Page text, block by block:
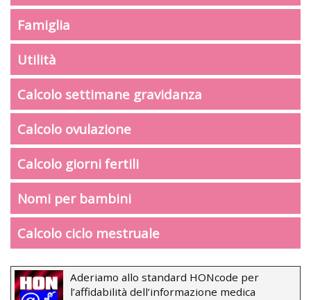
Famiglia
Utilità
Calcolo settimane gravidanza
Calcolo ovulazione
Calcolo giorni fertili
Nomi per bambini
Calcolo ciclo mestruale
Aderiamo allo standard HONcode per
l’affidabilità dell’informazione medica